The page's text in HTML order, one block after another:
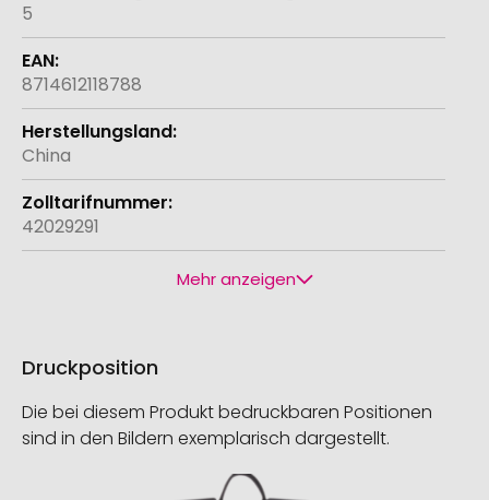
5
8714612118788
China
42029291
Mehr anzeigen
Druckposition
Die bei diesem Produkt bedruckbaren Positionen
sind in den Bildern exemplarisch dargestellt.